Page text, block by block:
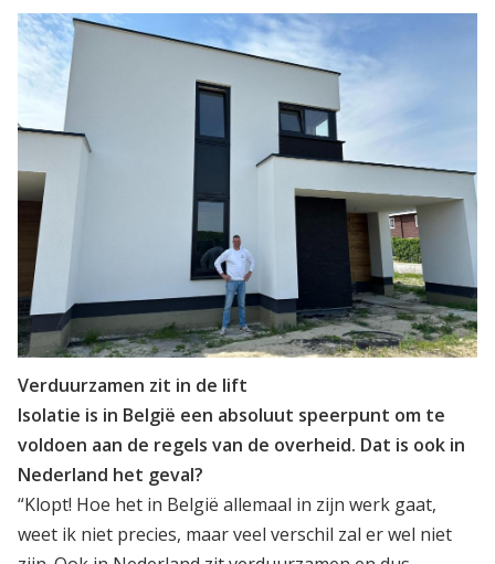
Verduurzamen zit in de lift
Isolatie is in België een absoluut speerpunt om te
voldoen aan de regels van de overheid. Dat is ook in
Nederland het geval?
“Klopt! Hoe het in België allemaal in zijn werk gaat,
weet ik niet precies, maar veel verschil zal er wel niet